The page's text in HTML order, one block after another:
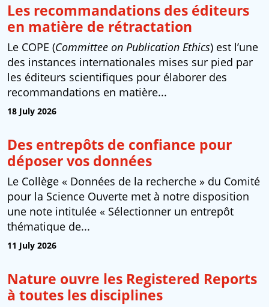
Les recommandations des éditeurs
en matière de rétractation
Le COPE (Committee on Publication Ethics) est l’une
des instances internationales mises sur pied par
les éditeurs scientifiques pour élaborer des
recommandations en matière...
18 July 2026
Des entrepôts de confiance pour
déposer vos données
Le Collège « Données de la recherche » du Comité
pour la Science Ouverte met à notre disposition
une note intitulée « Sélectionner un entrepôt
thématique de...
11 July 2026
Nature ouvre les Registered Reports
à toutes les disciplines